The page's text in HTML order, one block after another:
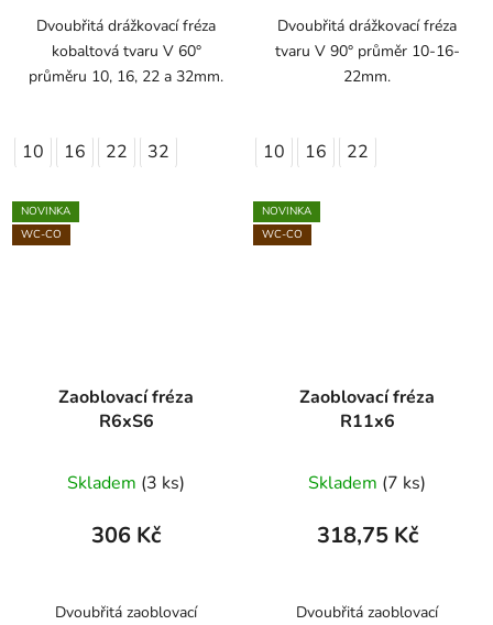
Dvoubřitá drážkovací fréza
kobaltová tvaru V 60°
průměru 10, 16, 22 a 32mm.
10 16 22 32
Dvoubřitá drážkovací fréza
tvaru V 90° průměr 10-16-
22mm.
10 16 22
NOVINKA
WC-CO
Zaoblovací fréza
R6xS6
Skladem (3 ks)
306 Kč
Dvoubřitá zaoblovací
NOVINKA
WC-CO
Zaoblovací fréza
R11x6
Skladem (7 ks)
318,75 Kč
Dvoubřitá zaoblovací